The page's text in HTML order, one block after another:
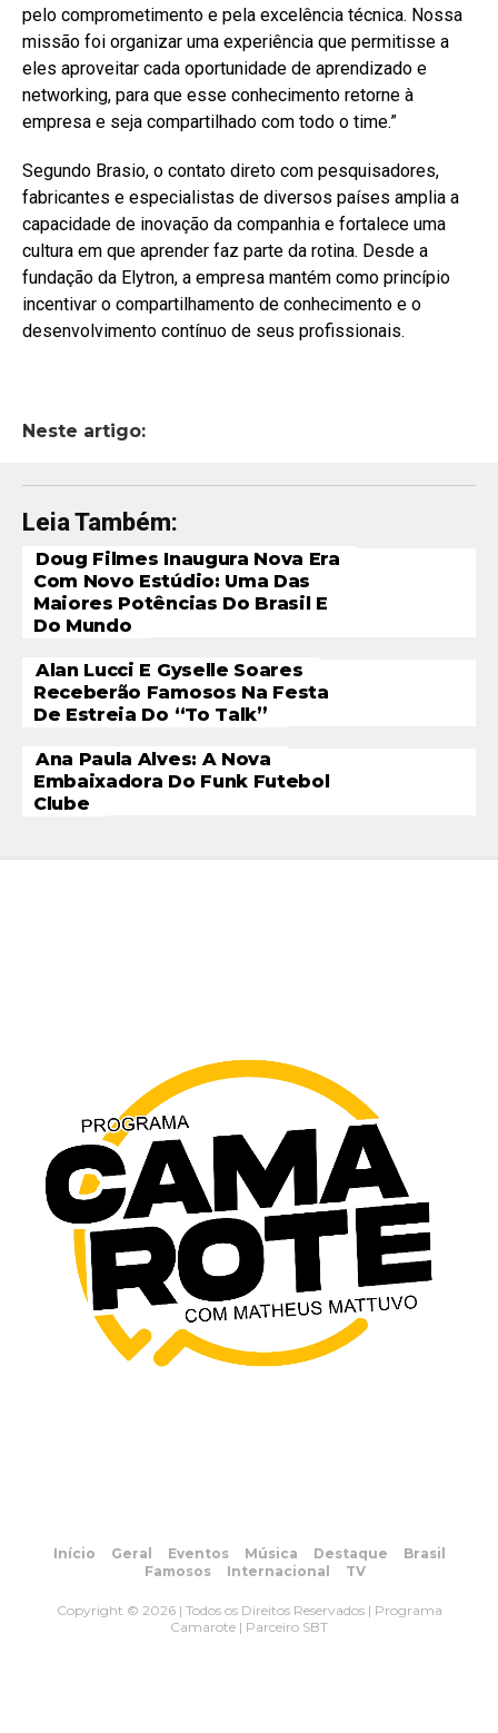
pelo comprometimento e pela excelência técnica. Nossa
missão foi organizar uma experiência que permitisse a
eles aproveitar cada oportunidade de aprendizado e
networking, para que esse conhecimento retorne à
empresa e seja compartilhado com todo o time.”
Segundo Brasio, o contato direto com pesquisadores,
fabricantes e especialistas de diversos países amplia a
capacidade de inovação da companhia e fortalece uma
cultura em que aprender faz parte da rotina. Desde a
fundação da Elytron, a empresa mantém como princípio
incentivar o compartilhamento de conhecimento e o
desenvolvimento contínuo de seus profissionais.
Neste artigo:
Leia Também:
Doug Filmes Inaugura Nova Era
Com Novo Estúdio: Uma Das
Maiores Potências Do Brasil E
Do Mundo
Alan Lucci E Gyselle Soares
Receberão Famosos Na Festa
De Estreia Do “To Talk”
Ana Paula Alves: A Nova
Embaixadora Do Funk Futebol
Clube
Início Geral Eventos Música Destaque
Brasil
Famosos
Internacional TV
Copyright © 2026 | Todos os Direitos Reservados | Programa
Camarote | Parceiro SBT